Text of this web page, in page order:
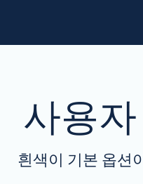
사용
흰색이 기본 옵션